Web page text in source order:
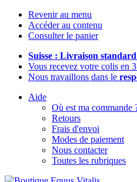
Revenir au menu
Accéder au contenu
Consulter le panier
Suisse : Livraison
Vous recevez votre colis en
Nous travaillons dans le
Aide
Où est ma commande
Retours
Frais d'envoi
Modes de paiement
Nous contacter
Toutes les rubriques